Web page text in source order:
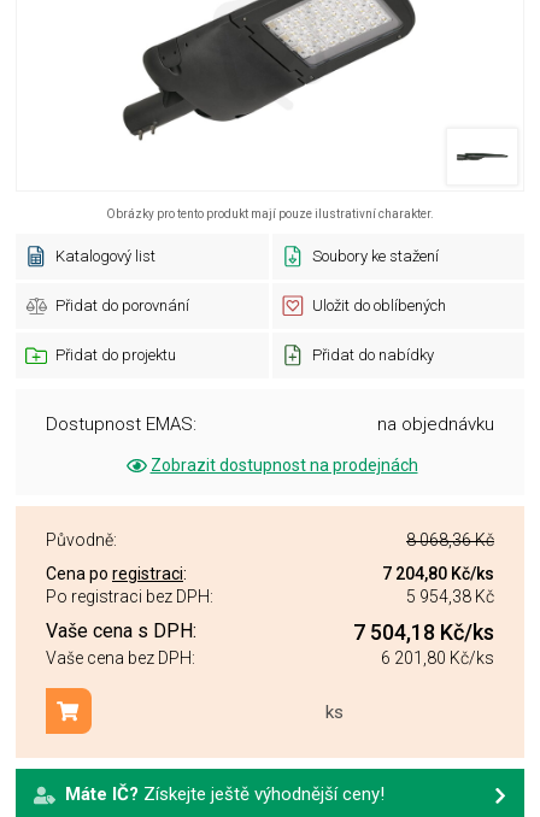
Obrázky pro tento produkt mají pouze ilustrativní charakter.
Katalogový list Soubory ke stažení
Přidat do porovnání Uložit do oblíbených
Přidat do projektu Přidat do nabídky
Dostupnost EMAS: na objednávku
Zobrazit dostupnost na prodejnách
Původně:
8 068,36 Kč
Cena po registraci: 7 204,80 Kč/ks
Po registraci bez DPH:
5 954,38 Kč
Vaše cena s DPH: 7 504,18 Kč/ks
Vaše cena bez DPH: 6 201,80 Kč/ks
ks
Přidat do košíku
Máte IČ? Získejte ještě výhodnější ceny!